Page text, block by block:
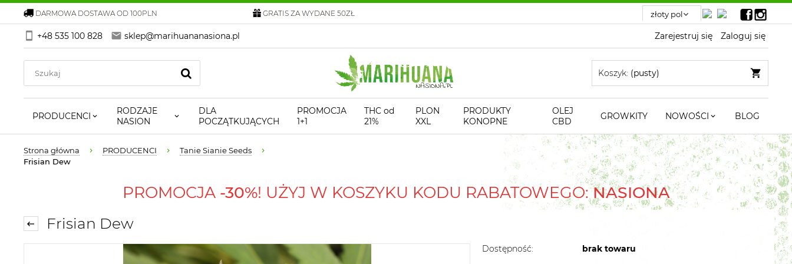
DARMOWA DOSTAWA OD 100PLN GRATIS ZA WYDANE 50ZŁ
+48 535 100 828 sklep@marihuananasiona.pl Zarejestruj się Zaloguj się
Koszyk: (pusty)
PRODUCENCI
RODZAJE
NASION
DLA
POCZĄTKUJĄCYCH
PROMOCJA
1+1
THC od
21%
PLON
XXL
PRODUKTY
KONOPNE
OLEJ
CBD
GROWKITY NOWOŚCI BLOG
Strona główna PRODUCENCI
Tanie Sianie Seeds
Frisian Dew
PROMOCJA -30%! UŻYJ W KOSZYKU KODU RABATOWEGO:NASIONA
Frisian Dew
Dostępność: brak towaru